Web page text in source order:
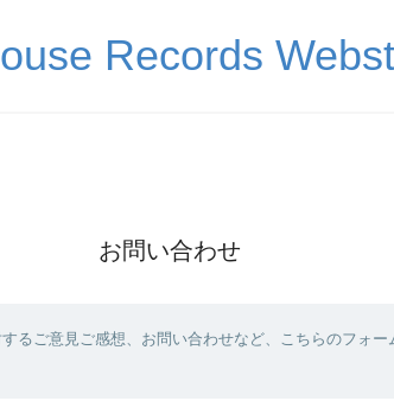
Records
お問い合わせ
るご意見ご感想、お問い合わせなど、こちらのフォー